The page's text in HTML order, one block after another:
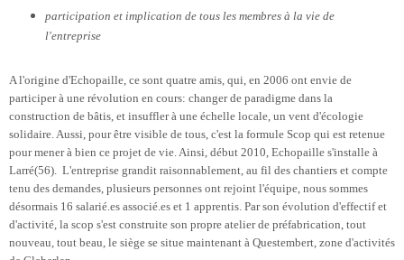
participation et implication de tous les membres à la vie de
l'entreprise
A l'origine d'Echopaille, ce sont quatre amis, qui, en 2006 ont envie de
participer à une révolution en cours: changer de paradigme dans la
construction de bâtis, et insuffler à une échelle locale, un vent d'écologie
solidaire. Aussi, pour être visible de tous, c'est la formule Scop qui est retenue
pour mener à bien ce projet de vie. Ainsi, début 2010, Echopaille s'installe à
Larré(56). L'entreprise grandit raisonnablement, au fil des chantiers et compte
tenu des demandes, plusieurs personnes ont rejoint l'équipe, nous sommes
désormais 16 salarié.es associé.es et 1 apprentis. Par son évolution d'effectif et
d'activité, la scop s'est construite son propre atelier de préfabrication, tout
nouveau, tout beau, le siège se situe maintenant à Questembert, zone d'activités